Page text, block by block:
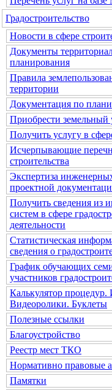
Градостроительство
Новости в сфере
Документы
планирования
Правила
территории
Документация по
Приобрести земельный
Получить услугу в
Исчерпывающие
строительства
Экспертиза
проектной
Получить сведения из
систем в сфере
деятельности
Статистическая
сведения о
График обучающих
участников
Калькулятор
Видеоролики. Буклеты
Полезные ссылки
Благоустройство
Реестр мест ТКО
Нормативно правовые
Памятки